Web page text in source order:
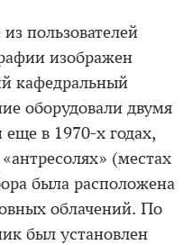
пользователей
изображен
кафедральный
оборудовали двумя
в 1970-х годах,
(местах
была расположена
облачений. По
был установлен